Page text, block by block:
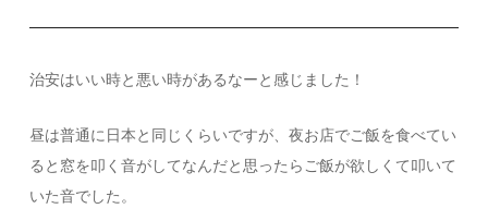
治安はいい時と悪い時があるなーと感じました！
昼は普通に日本と同じくらいですが、夜お店でご飯を食べてい
ると窓を叩く音がしてなんだと思ったらご飯が欲しくて叩いて
いた音でした。